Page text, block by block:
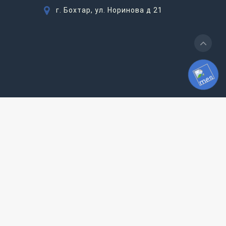
г. Бохтар, ул. Норинова д 21